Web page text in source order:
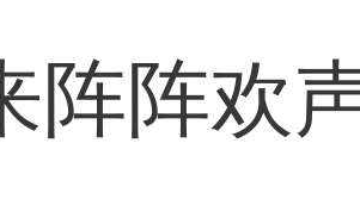
阵阵欢